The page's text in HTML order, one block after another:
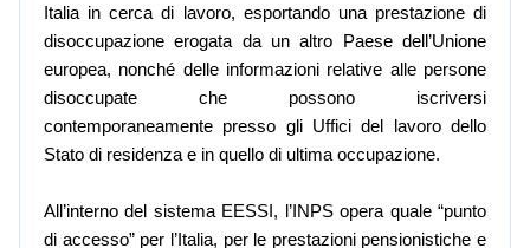
Italia in cerca di lavoro, esportando una prestazione di
disoccupazione erogata da un altro Paese dell’Unione
europea, nonché delle informazioni relative alle persone
disoccupate che possono iscriversi
contemporaneamente presso gli Uffici del lavoro dello
Stato di residenza e in quello di ultima occupazione.
All’interno del sistema EESSI, l’INPS opera quale “punto
di accesso” per l’Italia, per le prestazioni pensionistiche e